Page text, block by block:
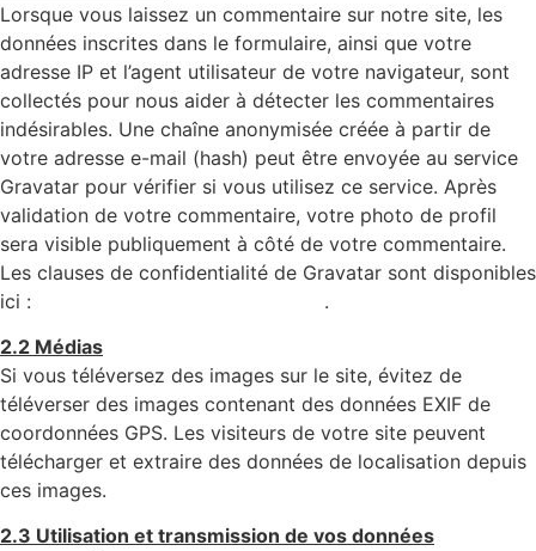
Lorsque vous laissez un commentaire sur notre site, les
données inscrites dans le formulaire, ainsi que votre
adresse IP et l’agent utilisateur de votre navigateur, sont
collectés pour nous aider à détecter les commentaires
indésirables. Une chaîne anonymisée créée à partir de
votre adresse e-mail (hash) peut être envoyée au service
Gravatar pour vérifier si vous utilisez ce service. Après
validation de votre commentaire, votre photo de profil
sera visible publiquement à côté de votre commentaire.
Les clauses de confidentialité de Gravatar sont disponibles
ici :
.
2.2 Médias
Si vous téléversez des images sur le site, évitez de
téléverser des images contenant des données EXIF de
coordonnées GPS. Les visiteurs de votre site peuvent
télécharger et extraire des données de localisation depuis
ces images.
2.3 Utilisation et transmission de vos données